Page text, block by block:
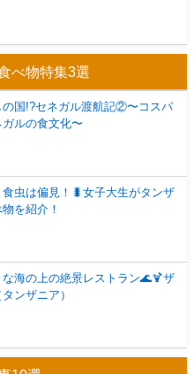
べ物特集3選
の国!?セネガル渡航記②〜コスパ
ルの食文化〜
食虫は偏見！🐛女子大生がタンザ
を紹介！
な海の上の絶景レストラン🌊🍹ザ
ンザニア）